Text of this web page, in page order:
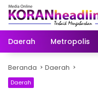
Langsung
konten
Daerah
Metropolis
Beranda Daerah
Daerah